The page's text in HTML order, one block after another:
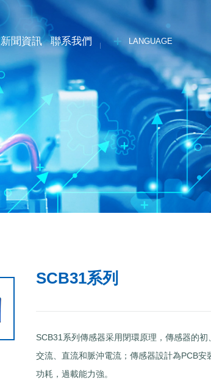
LANGUAGE
新聞資訊 聯系我們
SCB31系列
SCB31系列傳感器采用閉環原理，傳感器的
交流、直流和脈沖電流；傳感器設計為PCB
功耗，過載能力強。